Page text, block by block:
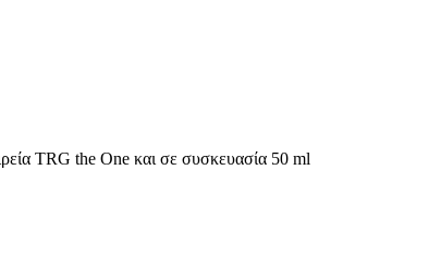
TRG the One και σε συσκευασία 50 ml